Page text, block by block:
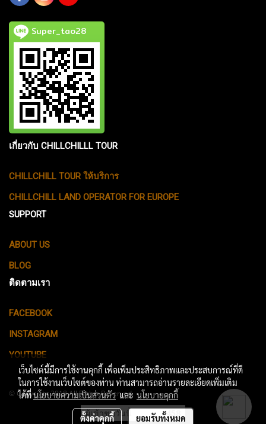
Super_tao28
เกี่ยวกับ CHILLCHILLL TOUR
CHILLCHILL TOUR ให้บริการ
CHILLCHILL LAND OPERATOR FOR EUROPE
SUPPORT
ABOUT US
BLOG
ติดตามเรา
FACEBOOK
INSTAGRAM
YOUTUBE
© Copyright 2018 All Rights Reserved.
ผู้เข้าชมวันนี้ 458
เว็บไซต์นี้มีการใช้งานคุกกี้ เพื่อเพิ่มประสิทธิภาพและประสบการณ์ที่ดี
ในการใช้งานเว็บไซต์ของท่าน ท่านสามารถอ่านรายละเอียดเพิ่มเติม
ได้ที่นโยบายความเป็นส่วนตัวและ นโยบายคุกกี้
ตั้งค่าคุกกี้ ยอมรับทั้งหมด